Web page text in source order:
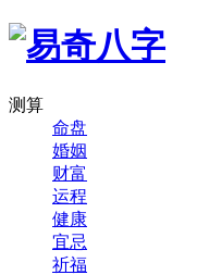
测算
命盘
婚姻
财富
运程
健康
宜忌
祈福